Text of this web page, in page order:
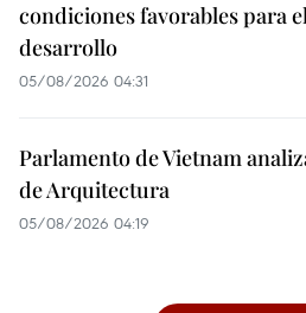
condiciones favorables para
desarrollo
05/08/2026 04:31
Parlamento de Vietnam
de Arquitectura
05/08/2026 04:19